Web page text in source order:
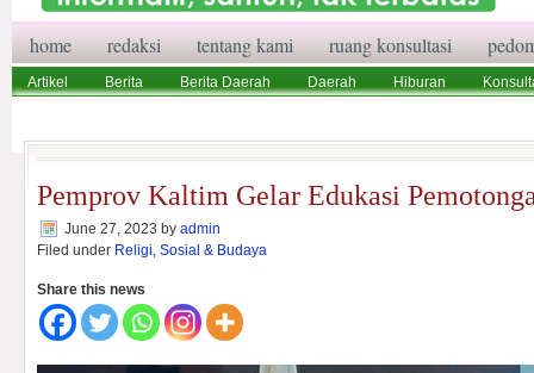
home redaksi tentang kami ruang konsultasi
Artikel Berita Berita Daerah Daerah Hiburan
Pemprov Kaltim Gelar Edukasi
June 27, 2023 by admin
Filed under Religi, Sosial & Budaya
Share this news